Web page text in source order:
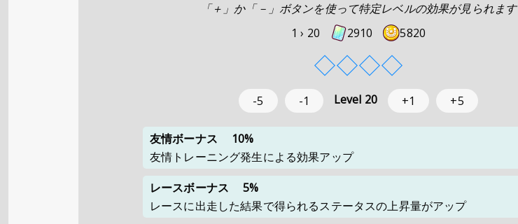
「＋」か「－」ボタンを使って特定レベルの効果が見られます
1 › 20 2910 5820
◇◇◇◇
-5 -1 Level 20 +1 +5
友情ボーナス
10%
友情トレーニング発生による効果アップ
レースボーナス
5%
レースに出走した結果で得られるステータスの上昇量がアップ